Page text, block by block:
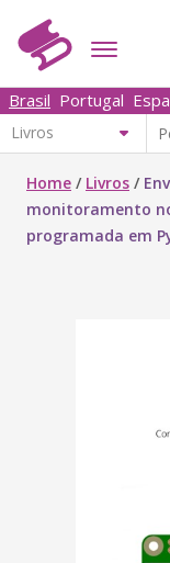
Brasil Portugal
Home / Livros /
monitoramento
programada em